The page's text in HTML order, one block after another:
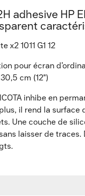
adhesive HP
x2 1011 G1 12
pour écran
cm (12")
inhibe en
il rend la
Une couche de
laisser de